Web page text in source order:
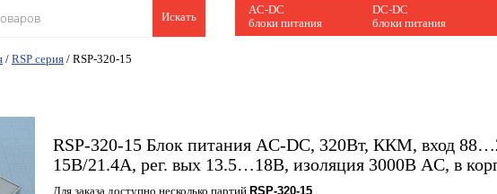
Искать
AC-DC
блоки питания
DC-DC
блоки питания
/ RSP серия / RSP-320-15
RSP-320-15 Блок питания AC-DC, 320Вт, ККМ, вход
15В/21.4A, рег. вых 13.5…18В, изоляция 3000В AC, в
Для заказа доступно несколько партий RSP-320-15